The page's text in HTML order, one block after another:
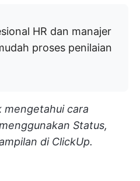
HR dan manajer
proses penilaian
mengetahui cara
Status,
di ClickUp.